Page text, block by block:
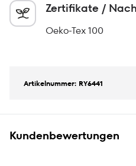
Zertifikate /
Oeko-Tex 100
Artikelnummer: RY6441
Kundenbewertungen